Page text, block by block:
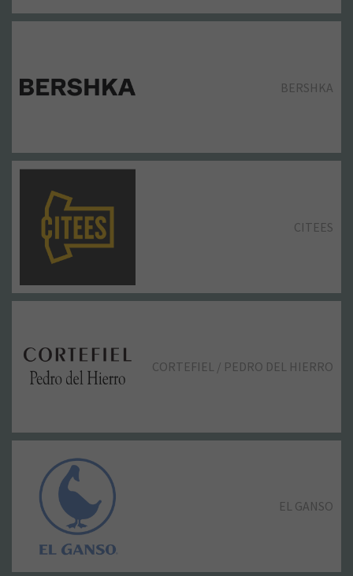
BERSHKA
CITEES
CORTEFIEL / PEDRO DEL HIERRO
EL GANSO